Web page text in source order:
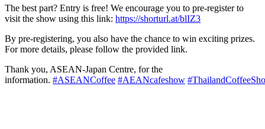
The best part? Entry is free! We encourage you to pre-register to
visit the show using this link: https://shorturl.at/blIZ3
By pre-registering, you also have the chance to win exciting prizes.
For more details, please follow the provided link.
Thank you, ASEAN-Japan Centre, for the
information. #ASEANCoffee #AEANcafeshow